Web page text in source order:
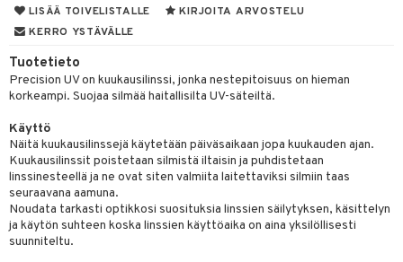
LISÄÄ TOIVELISTALLE
KIRJOITA ARVOSTELU
KERRO YSTÄVÄLLE
Tuotetieto
Precision UV on kuukausilinssi, jonka nestepitoisuus on hieman
korkeampi. Suojaa silmää haitallisilta UV-säteiltä.
Käyttö
Näitä kuukausilinssejä käytetään päiväsaikaan jopa kuukauden ajan.
Kuukausilinssit poistetaan silmistä iltaisin ja puhdistetaan
linssinesteellä ja ne ovat siten valmiita laitettaviksi silmiin taas
seuraavana aamuna.
Noudata tarkasti optikkosi suosituksia linssien säilytyksen, käsittelyn
ja käytön suhteen koska linssien käyttöaika on aina yksilöllisesti
suunniteltu.